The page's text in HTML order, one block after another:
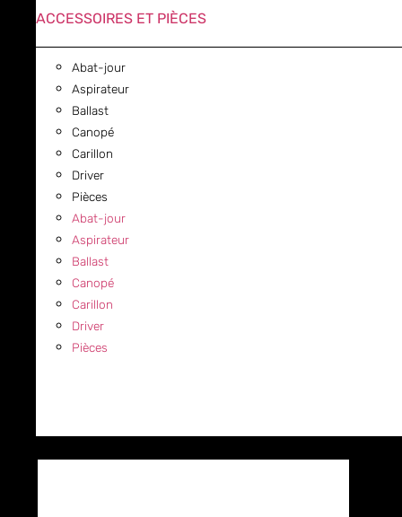
ACCESSOIRES ET PIÈCES
Abat-jour
Aspirateur
Ballast
Canopé
Carillon
Driver
Pièces
Abat-jour
Aspirateur
Ballast
Canopé
Carillon
Driver
Pièces